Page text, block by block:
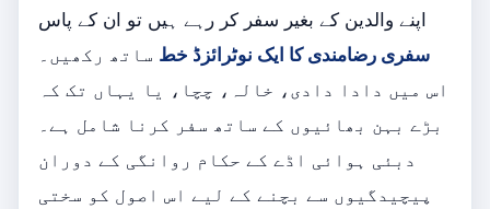
اپنے والدین کے بغیر سفر کر رہے ہیں تو ان کے پاس
سفری رضامندی کا ایک نوٹرائزڈ خط ساتھ رکھیں۔
اس میں دادا دادی، خالہ، چچا، یا یہاں تک کہ
بڑے بہن بھائیوں کے ساتھ سفر کرنا شامل ہے۔
دبئی ہوائی اڈے کے حکام روانگی کے دوران
پیچیدگیوں سے بچنے کے لیے اس اصول کو سختی